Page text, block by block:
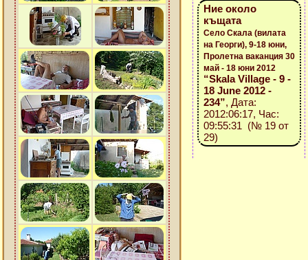
Ние около
къщата
Село Скала (вилата
на Георги), 9-18 юни,
Пролетна ваканция 30
май - 18 юни 2012
“Skala Village - 9 -
18 June 2012 -
234”, Дата:
2012:06:17, Час:
09:55:31 (№ 19 от
29)